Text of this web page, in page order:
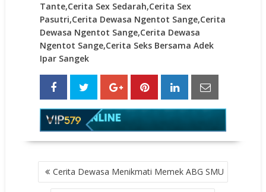
Tante,Cerita Sex Sedarah,Cerita Sex
Pasutri,Cerita Dewasa Ngentot Sange,Cerita
Dewasa Ngentot Sange,Cerita Dewasa
Ngentot Sange,Cerita Seks Bersama Adek
Ipar Sangek
POST
NAVIGATIONCerita Dewasa Menikmati Memek ABG SMU